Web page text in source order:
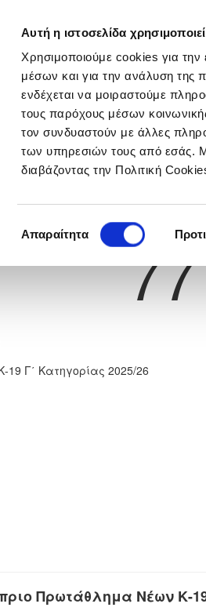
Αυτή η ιστοσελίδα
Χρησιμοποιούμε cookies για την
μέσων και για την ανάλυση της
ενδέχεται να μοιραστούμε
τους παρόχους μέσων
τον συνδυαστούν με άλλες
των υπηρεσιών τους από εσάς.
διαβάζοντας την Πολιτική
συγκατάθεσης
Απαραίτητα
Εθνικές Ομάδες
Νούμερο
77
Γ΄ Κατηγορίας 2025/26
Πρωτάθλημα Νέων Κ-